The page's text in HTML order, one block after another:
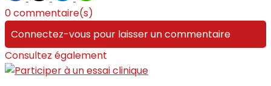
0 commentaire(s)
Connectez-vous pour laisser un commentaire
Consultez également